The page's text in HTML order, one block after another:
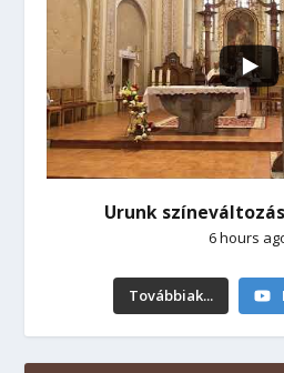
Urunk
6 hours
Továbbiak...